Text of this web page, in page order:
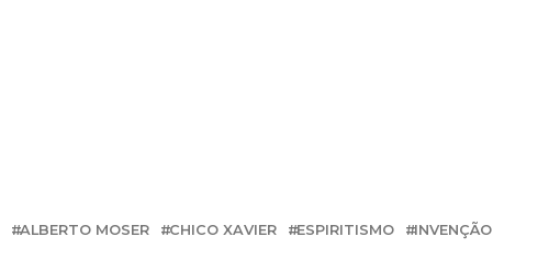
ALBERTO MOSER CHICO XAVIER ESPIRITISMO
INVENÇÃO